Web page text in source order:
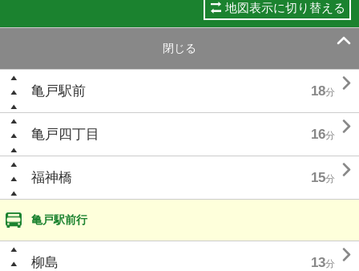
地図表示に切り替える
閉じる 
亀戸駅前 18分 
亀戸四丁目 16分 
福神橋 15分 
亀戸駅前行
柳島 13分 